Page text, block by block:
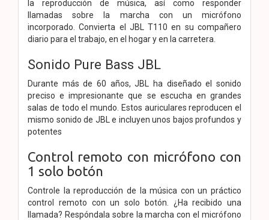
la reproducción de música, así como responder
llamadas sobre la marcha con un micrófono
incorporado. Convierta el JBL T110 en su compañero
diario para el trabajo, en el hogar y en la carretera.
Sonido Pure Bass JBL
Durante más de 60 años, JBL ha diseñado el sonido
preciso e impresionante que se escucha en grandes
salas de todo el mundo. Estos auriculares reproducen el
mismo sonido de JBL e incluyen unos bajos profundos y
potentes
Control remoto con micrófono con
1 solo botón
Controle la reproducción de la música con un práctico
control remoto con un solo botón. ¿Ha recibido una
llamada? Respóndala sobre la marcha con el micrófono